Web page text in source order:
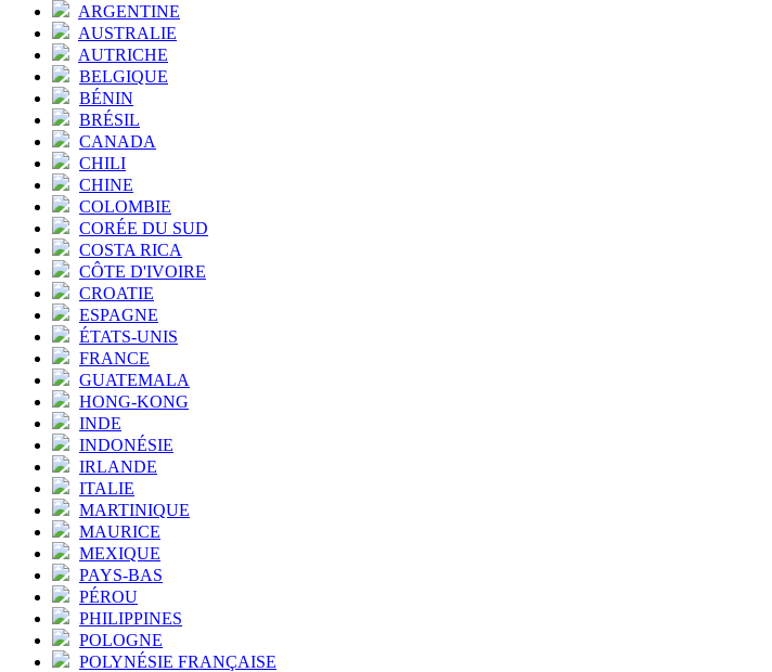
ARGENTINE
AUSTRALIE
AUTRICHE
BELGIQUE
BÉNIN
BRÉSIL
CANADA
CHILI
CHINE
COLOMBIE
CORÉE DU SUD
COSTA RICA
CÔTE D'IVOIRE
CROATIE
ESPAGNE
ÉTATS-UNIS
FRANCE
GUATEMALA
HONG-KONG
INDE
INDONÉSIE
IRLANDE
ITALIE
MARTINIQUE
MAURICE
MEXIQUE
PAYS-BAS
PÉROU
PHILIPPINES
POLOGNE
POLYNÉSIE FRANÇAISE